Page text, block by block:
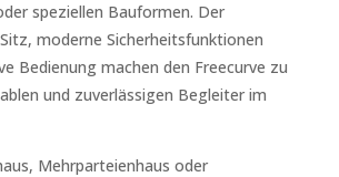
speziellen Bauformen. Der
moderne Sicherheitsfunktionen
Bedienung machen den Freecurve zu
und zuverlässigen Begleiter im
Mehrparteienhaus oder